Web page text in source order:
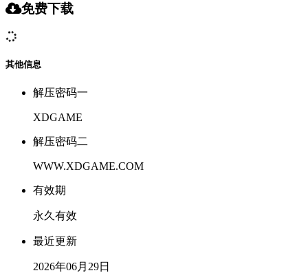
免费下载
其他信息
解压密码一
XDGAME
解压密码二
WWW.XDGAME.COM
有效期
永久有效
最近更新
2026年06月29日